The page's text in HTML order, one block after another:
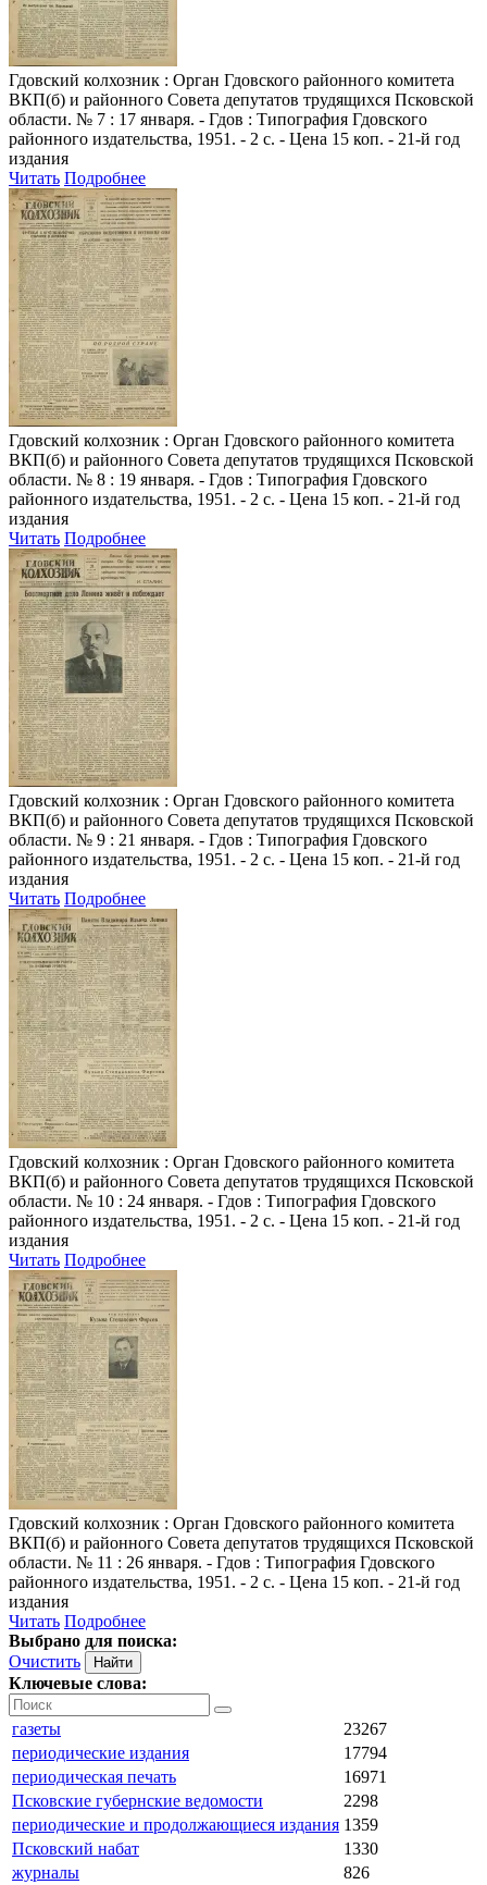
Гдовский колхозник : Орган Гдовского районного комитета
ВКП(б) и районного Совета депутатов трудящихся Псковской
области. № 7 : 17 января. - Гдов : Типография Гдовского
районного издательства, 1951. - 2 с. - Цена 15 коп. - 21-й год
издания
Читать Подробнее
Гдовский колхозник : Орган Гдовского районного комитета
ВКП(б) и районного Совета депутатов трудящихся Псковской
области. № 8 : 19 января. - Гдов : Типография Гдовского
районного издательства, 1951. - 2 с. - Цена 15 коп. - 21-й год
издания
Читать Подробнее
Гдовский колхозник : Орган Гдовского районного комитета
ВКП(б) и районного Совета депутатов трудящихся Псковской
области. № 9 : 21 января. - Гдов : Типография Гдовского
районного издательства, 1951. - 2 с. - Цена 15 коп. - 21-й год
издания
Читать Подробнее
Гдовский колхозник : Орган Гдовского районного комитета
ВКП(б) и районного Совета депутатов трудящихся Псковской
области. № 10 : 24 января. - Гдов : Типография Гдовского
районного издательства, 1951. - 2 с. - Цена 15 коп. - 21-й год
издания
Читать Подробнее
Гдовский колхозник : Орган Гдовского районного комитета
ВКП(б) и районного Совета депутатов трудящихся Псковской
области. № 11 : 26 января. - Гдов : Типография Гдовского
районного издательства, 1951. - 2 с. - Цена 15 коп. - 21-й год
издания
Читать Подробнее
Выбрано для поиска:
Очистить
Ключевые слова:
газеты
23267
периодические издания
17794
периодическая печать
16971
Псковские губернские ведомости
2298
периодические и продолжающиеся издания 1359
Псковский набат
1330
журналы
826